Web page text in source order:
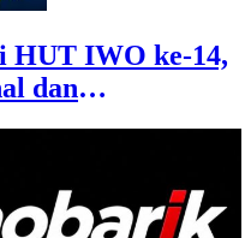
HUT IWO ke-14,
dan